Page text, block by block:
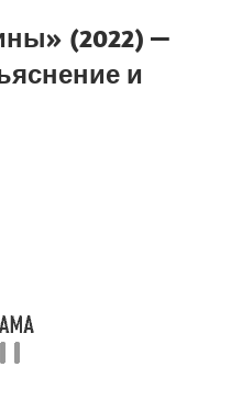
(2022) —
и